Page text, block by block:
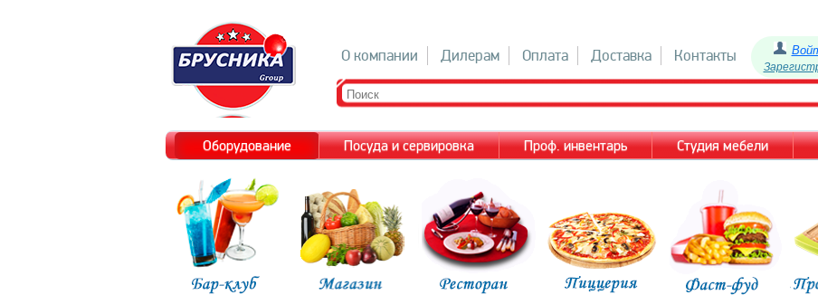
О компании Дилерам Оплата Доставка Контакты
Оборудование Посуда и сервировка Проф. инвентарь Студия мебели